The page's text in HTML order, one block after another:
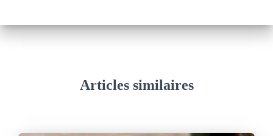
Articles similaires